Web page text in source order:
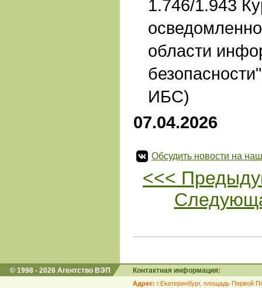
1.746/1.943
области
ИБС)
07.04.2026
Обсудить новости на
<<<
© 1998 - 2026 Агентство ВЭП Контактная информация:
Адрес: г.Екатеринбург, площадь Первой